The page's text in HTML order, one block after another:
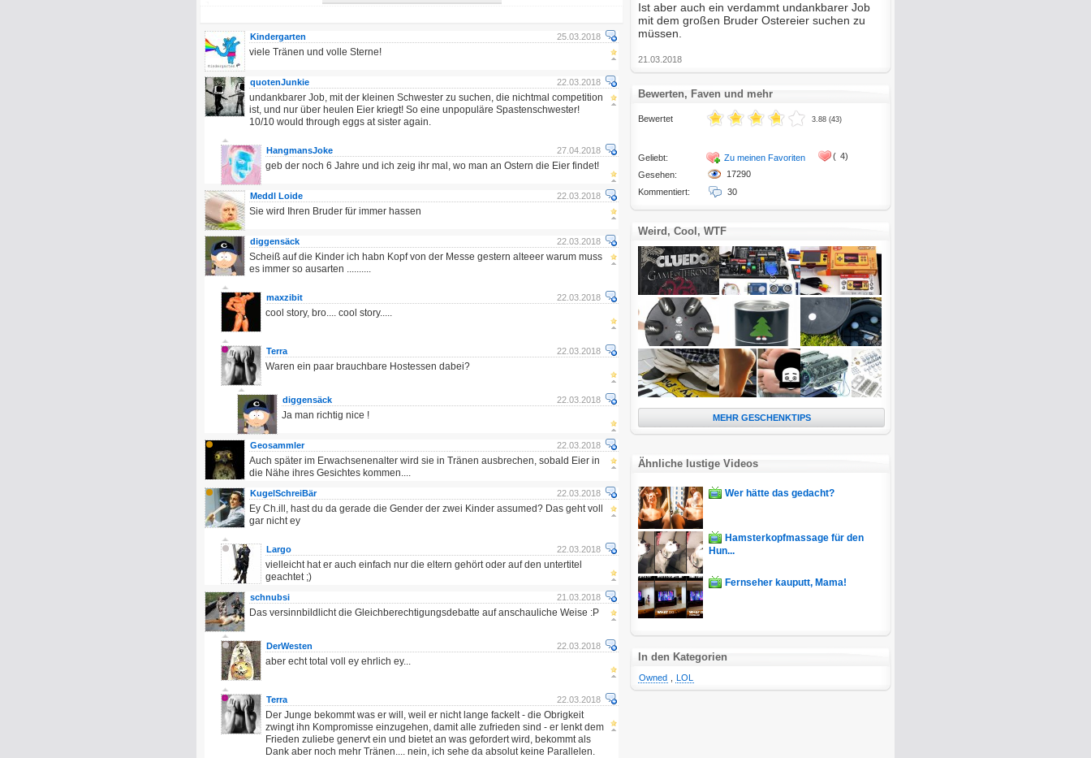
25.03.2018
Kindergarten
viele Tränen und volle Sterne!
22.03.2018
quotenJunkie
undankbarer Job, mit der kleinen Schwester zu suchen, die nichtmal competition
ist, und nur über heulen Eier kriegt! So eine unpopuläre Spastenschwester!
10/10 would through eggs at sister again.
27.04.2018
HangmansJoke
geb der noch 6 Jahre und ich zeig ihr mal, wo man an Ostern die Eier findet!
22.03.2018
Meddl Loide
Sie wird Ihren Bruder für immer hassen
22.03.2018
diggensäck
Scheiß auf die Kinder ich habn Kopf von der Messe gestern alteeer warum muss
es immer so ausarten ..........
22.03.2018
maxzibit
cool story, bro.... cool story.....
22.03.2018
Terra
Waren ein paar brauchbare Hostessen dabei?
22.03.2018
diggensäck
Ja man richtig nice !
22.03.2018
Geosammler
Auch später im Erwachsenenalter wird sie in Tränen ausbrechen, sobald Eier in
die Nähe ihres Gesichtes kommen....
22.03.2018
KugelSchreiBär
Ey Ch.ill, hast du da gerade die Gender der zwei Kinder assumed? Das geht voll
gar nicht ey
22.03.2018
Largo
vielleicht hat er auch einfach nur die eltern gehört oder auf den untertitel
geachtet ;)
21.03.2018
schnubsi
Das versinnbildlicht die Gleichberechtigungsdebatte auf anschauliche Weise :P
22.03.2018
DerWesten
aber echt total voll ey ehrlich ey...
22.03.2018
Terra
Der Junge bekommt was er will, weil er nicht lange fackelt - die Obrigkeit
zwingt ihn Kompromisse einzugehen, damit alle zufrieden sind - er lenkt dem
Frieden zuliebe genervt ein und bietet an was gefordert wird, bekommt als
Dank aber noch mehr Tränen.... nein, ich sehe da absolut keine Parallelen.
Ist aber auch ein verdammt undankbarer Job
mit dem großen Bruder Ostereier suchen zu
müssen.
21.03.2018
Bewerten, Faven und mehr
Bewertet
Geliebt:
Gesehen:
Kommentiert:
3.88 (43)
Zu meinen Favoriten
17290
30
( 4)
Weird, Cool, WTF
MEHR GESCHENKTIPS
Ähnliche lustige Videos
Wer hätte das gedacht?
Hamsterkopfmassage für den
Hun...
Fernseher kauputt, Mama!
In den Kategorien
Owned LOL